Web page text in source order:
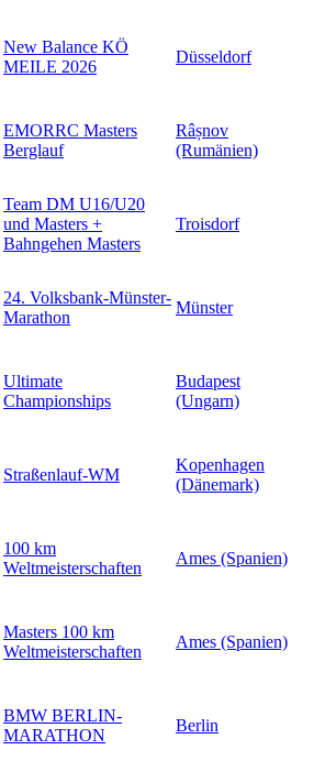
New Balance KÖ
MEILE 2026
Düsseldorf
EMORRC Masters
Berglauf
Râșnov
(Rumänien)
Team DM U16/U20
und Masters +
Bahngehen Masters
Troisdorf
24. Volksbank-Münster-
Marathon
Münster
Ultimate
Championships
Budapest
(Ungarn)
Straßenlauf-WM
Kopenhagen
(Dänemark)
100 km
Weltmeisterschaften
Ames (Spanien)
Masters 100 km
Weltmeisterschaften
Ames (Spanien)
BMW BERLIN-
MARATHON
Berlin